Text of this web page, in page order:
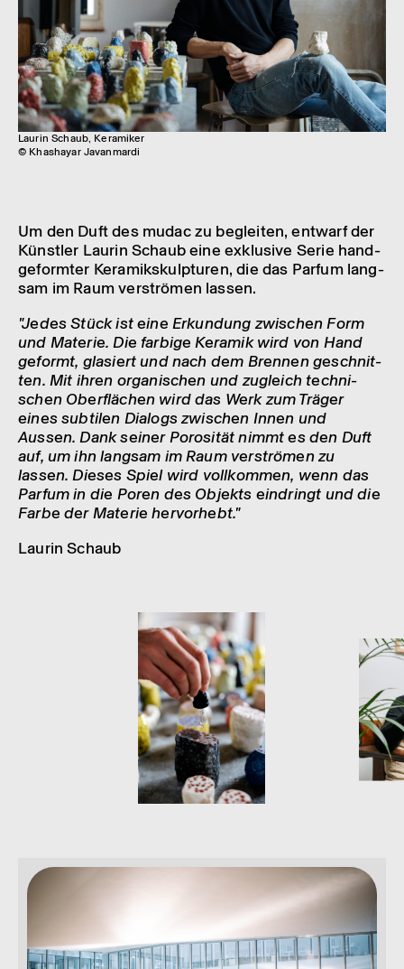
Laurin Schaub, Keramiker
© Khashayar Javanmardi
Um den Duft des mudac zu beglei­ten, entwarf der
Künst­ler Laurin Schaub eine exklu­sive Serie hand­
ge­form­ter Kera­miks­kulp­tu­ren, die das Parfum lang­
sam im Raum verströ­men lassen.
"Jedes Stück ist eine Erkun­dung zwischen Form
und Mate­rie. Die farbige Kera­mik wird von Hand
geformt, glasiert und nach dem Bren­nen geschnit­
ten. Mit ihren orga­ni­schen und zugleich tech­ni­
schen Ober­flä­chen wird das Werk zum Träger
eines subti­len Dialogs zwischen Innen und
Aussen. Dank seiner Poro­si­tät nimmt es den Duft
auf, um ihn lang­sam im Raum verströ­men zu
lassen. Dieses Spiel wird voll­kom­men, wenn das
Parfum in die Poren des Objekts eindringt und die
Farbe der Mate­rie hervor­hebt."
Laurin Schaub